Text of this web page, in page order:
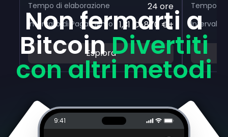
Tempo di elaborazione 24 ore
Intervallo di Pagamento 1,31 €-870 €+
Esplora
Tempo di
Intervallo
Non fermarti a
BitcoinDivertiti
con altri metodi
9:41